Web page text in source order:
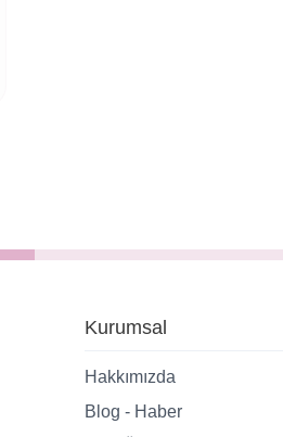
Kurumsal
Hakkımızda
Blog - Haber